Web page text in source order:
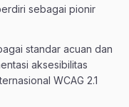
sebagai pionir
standar acuan dan
aksesibilitas
WCAG 2.1